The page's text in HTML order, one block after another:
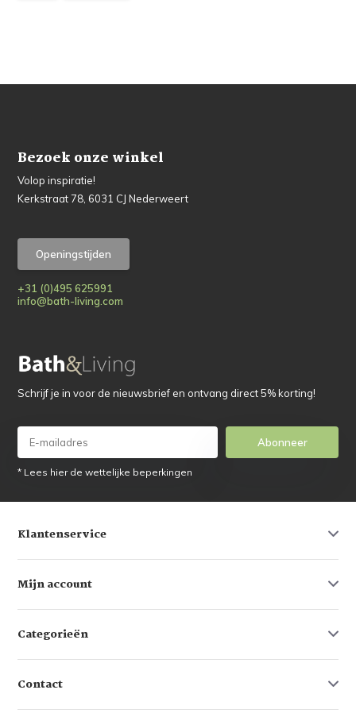
Bezoek onze winkel
Volop inspiratie!
Kerkstraat 78, 6031 CJ Nederweert
Openingstijden
+31 (0)495 625991
info@bath-living.com
Schrijf je in voor de nieuwsbrief en ontvang direct 5% korting!
Abonneer
* Lees hier de wettelijke beperkingen
Klantenservice
Mijn account
Categorieën
Contact